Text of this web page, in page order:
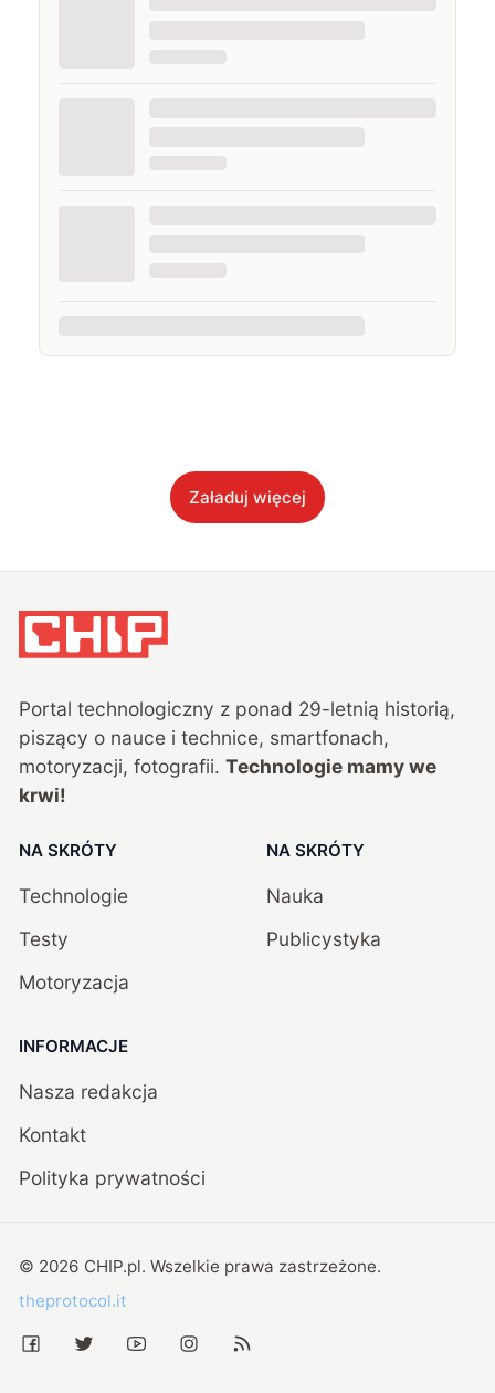
Załaduj więcej
Portal technologiczny z ponad 29-letnią historią,
piszący o nauce i technice, smartfonach,
motoryzacji, fotografii. Technologie mamy we
krwi!
NA SKRÓTY
Technologie
Testy
Motoryzacja
NA SKRÓTY
Nauka
Publicystyka
INFORMACJE
Nasza redakcja
Kontakt
Polityka prywatności
© 2026 CHIP.pl. Wszelkie prawa zastrzeżone.
theprotocol.it